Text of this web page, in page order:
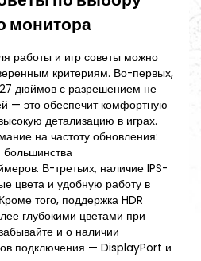
монитора
работы и игр советы можно
критериям. Во-первых,
дюймов с разрешением не
— это обеспечит комфортную
детализацию в играх.
на частоту обновления:
большинства
В-третьих, наличие IPS-
цвета и удобную работу в
того, поддержка HDR
глубокими цветами при
и о наличии
подключения — DisplayPort и